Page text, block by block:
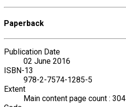
Paperback
Publication Date
02 June 2016
ISBN-13
978-2-7574-1285-5
Extent
Main content page count : 304